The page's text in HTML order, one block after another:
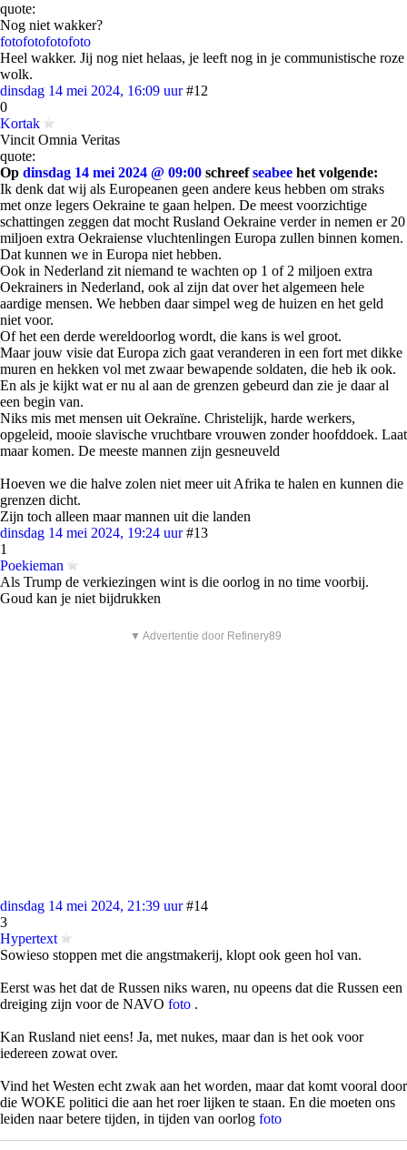
quote:
Nog niet wakker?
fotofotofotofoto
Heel wakker. Jij nog niet helaas, je leeft nog in je communistische roze
wolk.
dinsdag 14 mei 2024, 16:09 uur #12
0
Kortak
Vincit Omnia Veritas
quote:
Op dinsdag 14 mei 2024 @ 09:00 schreefseabee het volgende:
Ik denk dat wij als Europeanen geen andere keus hebben om straks
met onze legers Oekraine te gaan helpen. De meest voorzichtige
schattingen zeggen dat mocht Rusland Oekraine verder in nemen er 20
miljoen extra Oekraiense vluchtenlingen Europa zullen binnen komen.
Dat kunnen we in Europa niet hebben.
Ook in Nederland zit niemand te wachten op 1 of 2 miljoen extra
Oekrainers in Nederland, ook al zijn dat over het algemeen hele
aardige mensen. We hebben daar simpel weg de huizen en het geld
niet voor.
Of het een derde wereldoorlog wordt, die kans is wel groot.
Maar jouw visie dat Europa zich gaat veranderen in een fort met dikke
muren en hekken vol met zwaar bewapende soldaten, die heb ik ook.
En als je kijkt wat er nu al aan de grenzen gebeurd dan zie je daar al
een begin van.
Niks mis met mensen uit Oekraïne. Christelijk, harde werkers,
opgeleid, mooie slavische vruchtbare vrouwen zonder hoofddoek. Laat
maar komen. De meeste mannen zijn gesneuveld
Hoeven we die halve zolen niet meer uit Afrika te halen en kunnen die
grenzen dicht.
Zijn toch alleen maar mannen uit die landen
dinsdag 14 mei 2024, 19:24 uur #13
1
Poekieman
Als Trump de verkiezingen wint is die oorlog in no time voorbij.
Goud kan je niet bijdrukken
▼ Advertentie door Refinery89
dinsdag 14 mei 2024, 21:39 uur #14
3
Hypertext
Sowieso stoppen met die angstmakerij, klopt ook geen hol van.
Eerst was het dat de Russen niks waren, nu opeens dat die Russen een
dreiging zijn voor de NAVO foto .
Kan Rusland niet eens! Ja, met nukes, maar dan is het ook voor
iedereen zowat over.
Vind het Westen echt zwak aan het worden, maar dat komt vooral door
die WOKE politici die aan het roer lijken te staan. En die moeten ons
leiden naar betere tijden, in tijden van oorlog foto